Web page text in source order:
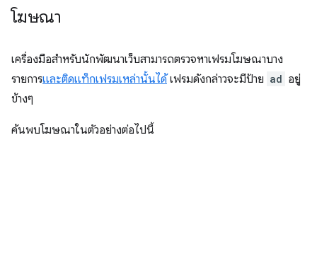
โฆษณา
เครื่องมือสำหรับนักพัฒนาเว็บสามารถตรวจหาเฟรมโฆษณาบาง
รายการและติดแท็กเฟรมเหล่านั้นได้เฟรมดังกล่าวจะมีป้าย ad อยู่
ข้างๆ
ค้นพบโฆษณาในตัวอย่างต่อไปนี้